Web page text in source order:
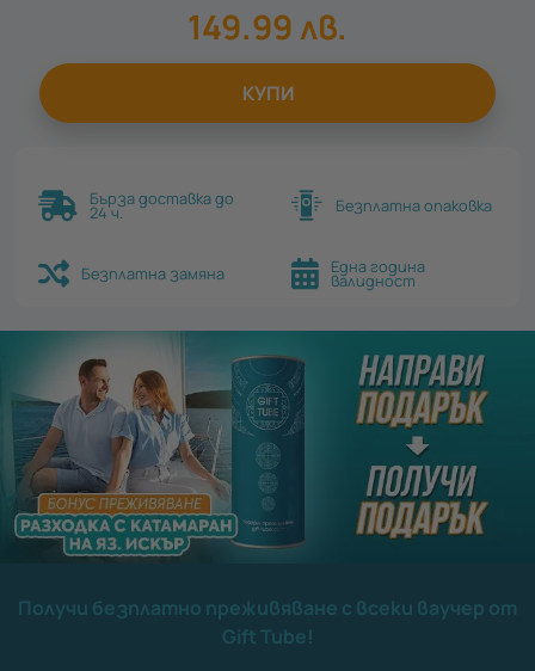
149.99лв.
КУПИ
Бърза доставка до
24 ч. Безплатна опаковка
Безплатна замяна Една година
валидност
Получи безплатно преживяване с всеки ваучер от
Gift Tube!